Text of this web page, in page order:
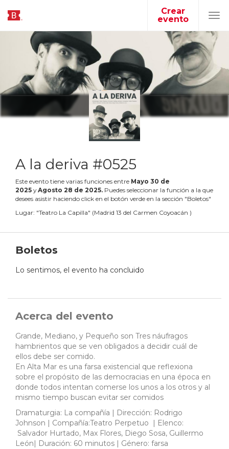
Crear
evento
A la deriva #0525
Este evento tiene varias funciones entre Mayo 30 de
2025 yAgosto 28 de 2025. Puedes seleccionar la función a la que
desees asistir haciendo click en el botón verde en la sección "Boletos"
Lugar: "Teatro La Capilla" (Madrid 13 del Carmen Coyoacán )
Boletos
Lo sentimos, el evento ha concluido
Acerca del evento
Grande, Mediano, y Pequeño son Tres náufragos
hambrientos que se ven obligados a decidir cuál de
ellos debe ser comido.
En Alta Mar es una farsa existencial que reflexiona
sobre el propósito de las democracias en una época en
donde todos intentan comerse los unos a los otros y al
mismo tiempo buscan evitar ser comidos
Dramaturgia: La compañía | Dirección: Rodrigo
Johnson | Compañía:Teatro Perpetuo | Elenco:
Salvador Hurtado, Max Flores, Diego Sosa, Guillermo
León| Duración: 60 minutos | Género: farsa